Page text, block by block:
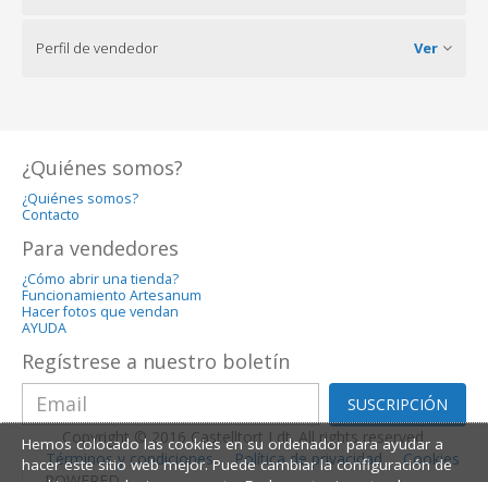
Perfil de vendedor Ver
¿Quiénes somos?
¿Quiénes somos?
Contacto
Para vendedores
¿Cómo abrir una tienda?
Funcionamiento Artesanum
Hacer fotos que vendan
AYUDA
Regístrese a nuestro boletín
SUSCRIPCIÓN
Copyright © 2016 Castelltort Ldt. All rights reserved.
Términos y condiciones
Política de privacidad
Cookies
Hemos colocado las cookies en su ordenador para ayudar a
hacer este sitio web mejor. Puede cambiar la configuración de